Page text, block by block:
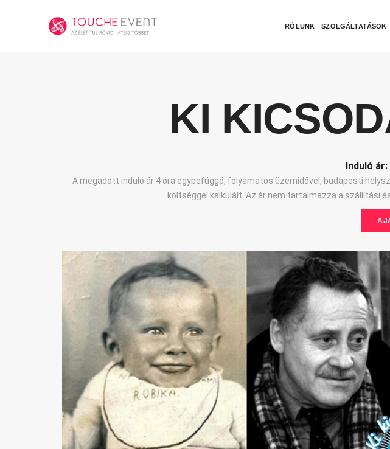
RÓLUNK SZOLGÁLTATÁSOK
KI
Induló ár:
A megadott induló ár 4 óra egybefüggő, folyamatos üzemidővel, budapesti
költséggel kalkulált. Az ár nem tartalmazza a szállítási